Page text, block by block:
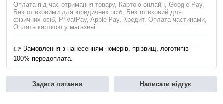
Оплата під час отримання товару, Картою онлайн, Google Pay,
Безготівковими для юридичних осіб, Безготівковий для
фізичних осіб, PrivatPay, Apple Pay, Кредит, Оплата частинами,
Оплата карткою у магазині.
👉 Замовлення з нанесенням номерів, прізвищ, логотипів —
100% передоплата.
Задати питання Написати відгук